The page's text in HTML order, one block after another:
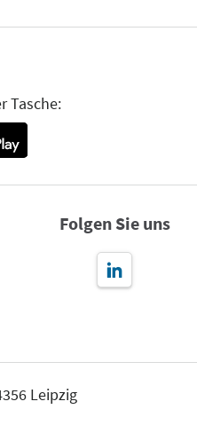
Tasche:
Folgen Sie uns
Leipzig